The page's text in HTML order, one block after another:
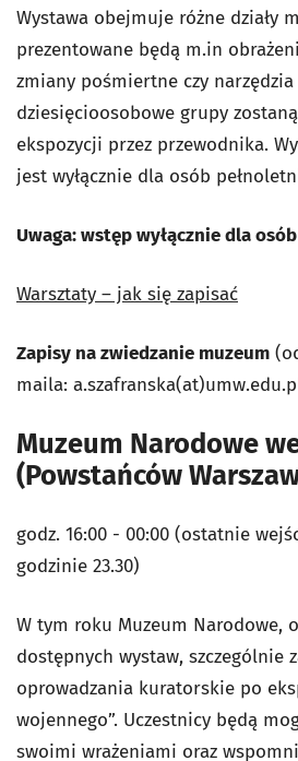
Wystawa obejmuje różne działy
prezentowane będą m.in
zmiany pośmiertne czy
dziesięcioosobowe grupy
ekspozycji przez przewodnika.
jest wyłącznie dla osób
Uwaga: wstęp wyłącznie dla
Warsztaty – jak się zapisać
Zapisy na zwiedzanie muzeum
maila:
Muzeum Narodowe
(Powstańców
godz. 16:00 - 00:00 (ostatnie
godzinie 23.30)
W tym roku Muzeum Narodowe,
dostępnych wystaw, szczególnie
oprowadzania kuratorskie po
wojennego”. Uczestnicy będą
swoimi wrażeniami oraz